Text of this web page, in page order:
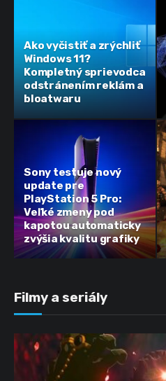
Ako vyčistiť a zrýchliť
Windows 11?
Kompletný sprievodca
odstránením reklám a
bloatwaru
Sony testuje nový
update pre
PlayStation 5 Pro:
Veľké zmeny pod
kapotou automaticky
zvýšia kvalitu grafiky
Filmy a seriály